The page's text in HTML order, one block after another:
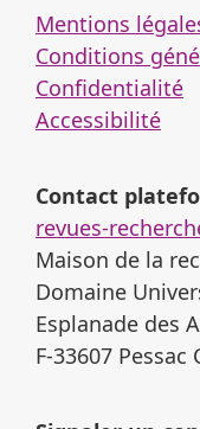
Mentions
Conditions
Confidentialité
Accessibilité
Contact
revues-
Maison de la
Domaine
Esplanade des
F-33607 Pessac